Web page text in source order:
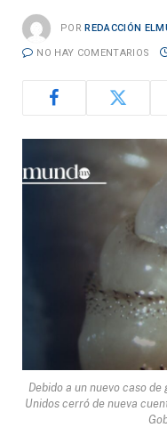
POR REDACCIÓN
NO HAY COMENTARIOS
Debido a un nuevo caso
Unidos cerró de nueva